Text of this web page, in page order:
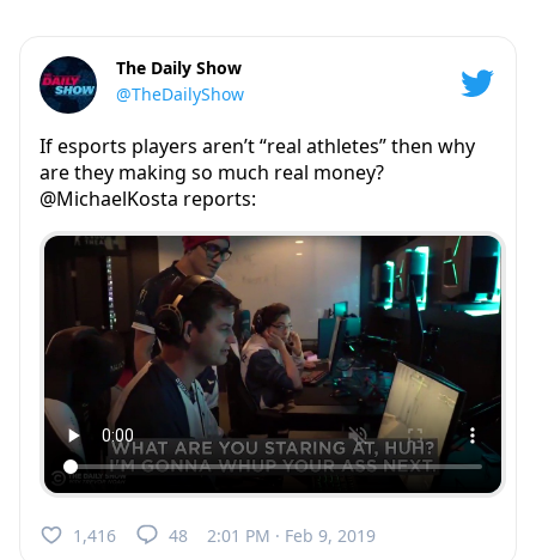
The Daily Show
@TheDailyShow
If esports players aren’t “real athletes” then why
are they making so much real money?
@MichaelKosta reports:
1,416 48 2:01 PM · Feb 9, 2019